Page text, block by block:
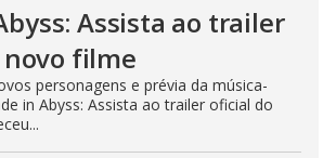
Assista ao trailer
filme
personagens e prévia da música-
in Abyss: Assista ao trailer oficial do